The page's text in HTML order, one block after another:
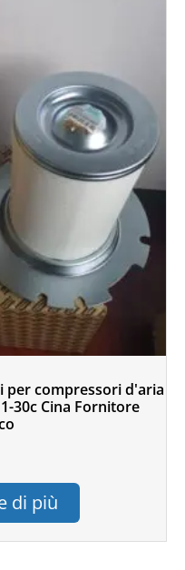
per compressori d'aria
30c Cina Fornitore
di più